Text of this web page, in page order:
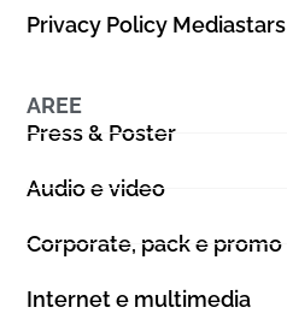
Privacy Policy Mediastars
AREE
Press & Poster
Audio e video
Corporate, pack e promo
Internet e multimedia